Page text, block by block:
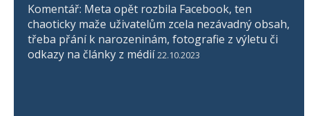
Komentář: Meta opět rozbila Facebook, ten
chaoticky maže uživatelům zcela nezávadný obsah,
třeba přání k narozeninám, fotografie z výletu či
odkazy na články z médií 22.10.2023